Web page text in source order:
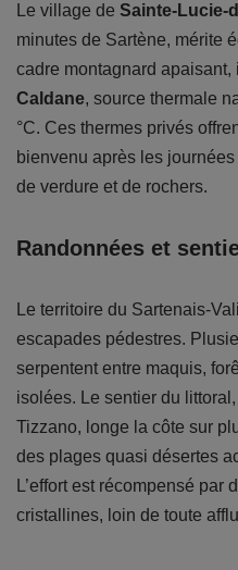
Le village de Sainte-Lucie-
minutes de Sartène, mérite
cadre montagnard apaisant,
Caldane, source thermale
°C. Ces thermes privés
bienvenu après les
de verdure et de rochers.
Randonnées et
Le territoire du Sartenais-
escapades pédestres.
serpentent entre maquis,
isolées. Le sentier du
Tizzano, longe la côte sur
des plages quasi désertes
L’effort est récompensé
cristallines, loin de toute